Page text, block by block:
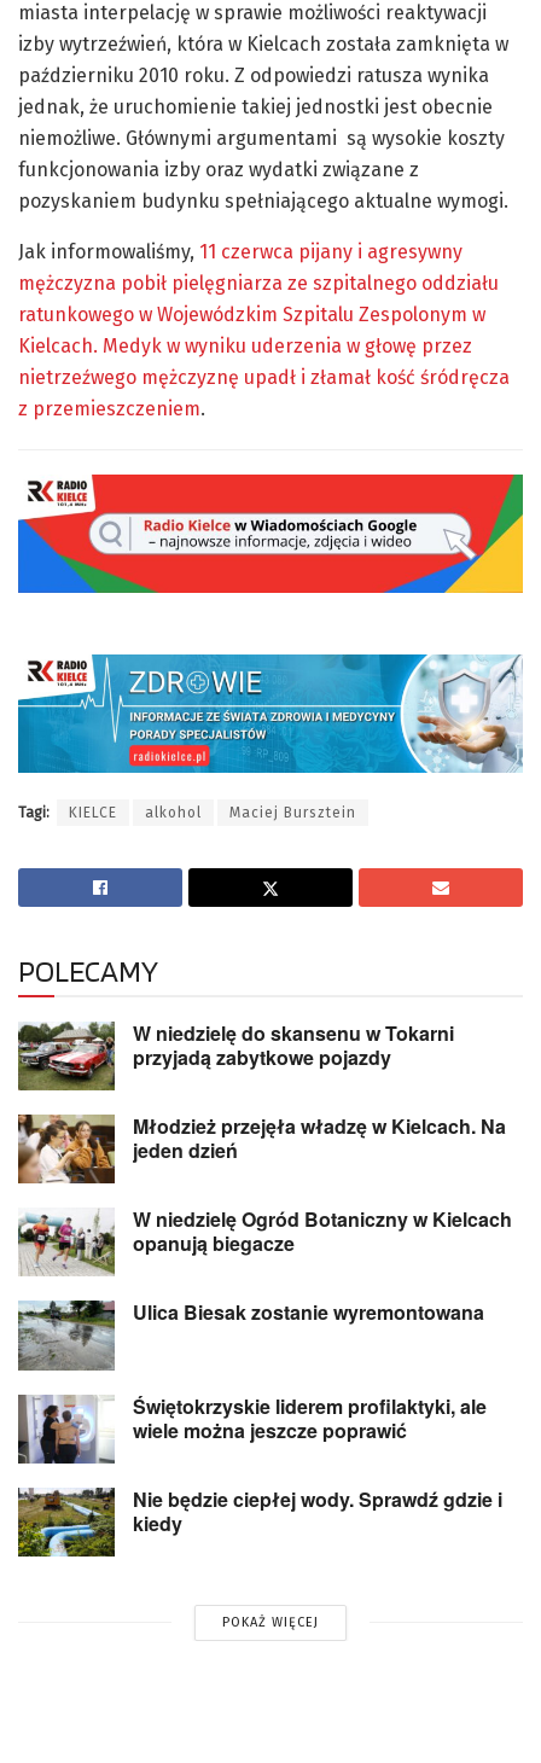
miasta interpelację w sprawie możliwości reaktywacji
izby wytrzeźwień, która w Kielcach została zamknięta w
październiku 2010 roku. Z odpowiedzi ratusza wynika
jednak, że uruchomienie takiej jednostki jest obecnie
niemożliwe. Głównymi argumentami są wysokie koszty
funkcjonowania izby oraz wydatki związane z
pozyskaniem budynku spełniającego aktualne wymogi.
Jak informowaliśmy, 11 czerwca pijany i agresywny
mężczyzna pobił pielęgniarza ze szpitalnego oddziału
ratunkowego w Wojewódzkim Szpitalu Zespolonym w
Kielcach. Medyk w wyniku uderzenia w głowę przez
nietrzeźwego mężczyznę upadł i złamał kość śródręcza
z przemieszczeniem.
Tagi: KIELCE alkohol Maciej Bursztein
POLECAMY
W niedzielę do skansenu w Tokarni
przyjadą zabytkowe pojazdy
Młodzież przejęła władzę w Kielcach. Na
jeden dzień
W niedzielę Ogród Botaniczny w Kielcach
opanują biegacze
Ulica Biesak zostanie wyremontowana
Świętokrzyskie liderem profilaktyki, ale
wiele można jeszcze poprawić
Nie będzie ciepłej wody. Sprawdź gdzie i
kiedy
POKAŻ WIĘCEJ